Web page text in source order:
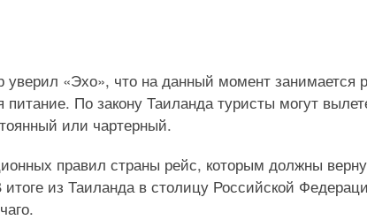
уверил «Эхо», что на данный момент
питание. По закону Таиланда туристы могут
или чартерный.
правил страны рейс, которым должны
из Таиланда в столицу Российской